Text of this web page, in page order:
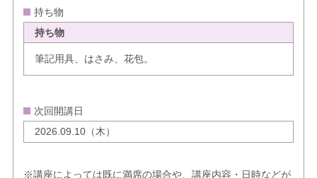
持ち物
持ち物
筆記用具、はさみ、花包。
次回開講日
2026.09.10（木）
※講座によっては既に満席の場合や、講座内容・日時などが